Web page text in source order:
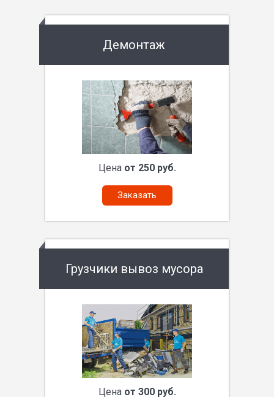
Демонтаж
Цена от 250 руб.
Заказать
Грузчики вывоз мусора
Цена от 300 руб.